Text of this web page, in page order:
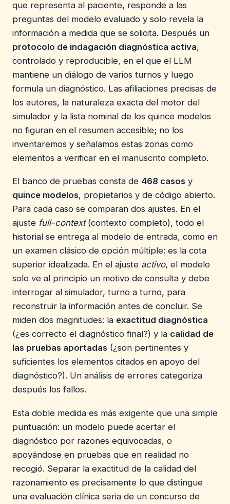
que representa al paciente, responde a las
preguntas del modelo evaluado y solo revela la
información a medida que se solicita. Después un
protocolo de indagación diagnóstica activa,
controlado y reproducible, en el que el LLM
mantiene un diálogo de varios turnos y luego
formula un diagnóstico. Las afiliaciones precisas de
los autores, la naturaleza exacta del motor del
simulador y la lista nominal de los quince modelos
no figuran en el resumen accesible; no los
inventaremos y señalamos estas zonas como
elementos a verificar en el manuscrito completo.
El banco de pruebas consta de 468 casos y
quince modelos, propietarios y de código abierto.
Para cada caso se comparan dos ajustes. En el
ajuste full-context(contexto completo), todo el
historial se entrega al modelo de entrada, como en
un examen clásico de opción múltiple: es la cota
superior idealizada. En el ajuste activo, el modelo
solo ve al principio un motivo de consulta y debe
interrogar al simulador, turno a turno, para
reconstruir la información antes de concluir. Se
miden dos magnitudes: la exactitud diagnóstica
(¿es correcto el diagnóstico final?) y la calidad de
las pruebas aportadas (¿son pertinentes y
suficientes los elementos citados en apoyo del
diagnóstico?). Un análisis de errores categoriza
después los fallos.
Esta doble medida es más exigente que una simple
puntuación: un modelo puede acertar el
diagnóstico por razones equivocadas, o
apoyándose en pruebas que en realidad no
recogió. Separar la exactitud de la calidad del
razonamiento es precisamente lo que distingue
una evaluación clínica seria de un concurso de